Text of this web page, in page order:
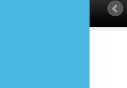
chanteuse québécoise